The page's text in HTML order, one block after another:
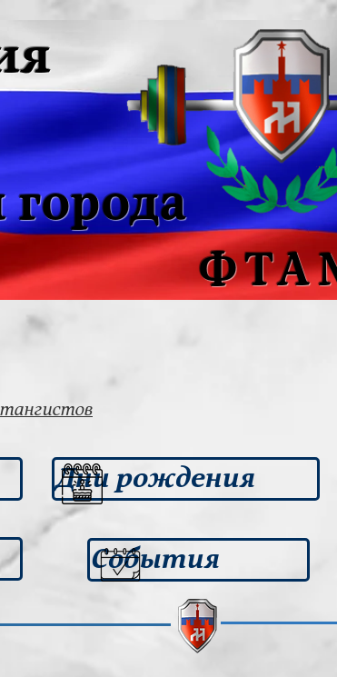
Дни рождения
События